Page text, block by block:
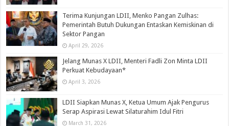
Terima Kunjungan LDII, Menko Pangan Zulhas:
Pemerintah Butuh Dukungan Entaskan Kemiskinan di
Sektor Pangan
April 29, 2026
Jelang Munas X LDII, Menteri Fadli Zon Minta LDII
Perkuat Kebudayaan*
April 3, 2026
LDII Siapkan Munas X, Ketua Umum Ajak Pengurus
Serap Aspirasi Lewat Silaturahim Idul Fitri
March 31, 2026